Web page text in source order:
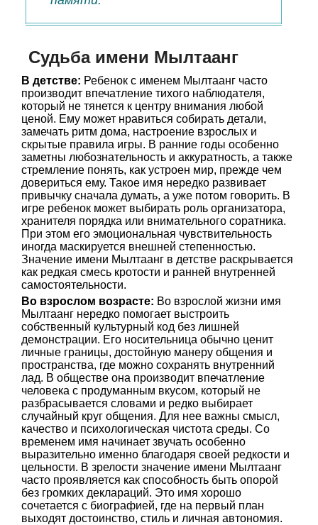
Судьба имени Мылтаанг
В детстве: Ребенок с именем Мылтаанг часто
производит впечатление тихого наблюдателя,
который не тянется к центру внимания любой
ценой. Ему может нравиться собирать детали,
замечать ритм дома, настроение взрослых и
скрытые правила игры. В ранние годы особенно
заметны любознательность и аккуратность, а также
стремление понять, как устроен мир, прежде чем
довериться ему. Такое имя нередко развивает
привычку сначала думать, а уже потом говорить. В
игре ребенок может выбирать роль организатора,
хранителя порядка или внимательного соратника.
При этом его эмоциональная чувствительность
иногда маскируется внешней степенностью.
Значение имени Мылтаанг в детстве раскрывается
как редкая смесь кротости и ранней внутренней
самостоятельности.
Во взрослом возрасте: Во взрослой жизни имя
Мылтаанг нередко помогает выстроить
собственный культурный код без лишней
демонстрации. Его носительница обычно ценит
личные границы, достойную манеру общения и
пространства, где можно сохранять внутренний
лад. В обществе она производит впечатление
человека с продуманным вкусом, который не
разбрасывается словами и редко выбирает
случайный круг общения. Для нее важны смысл,
качество и психологическая чистота среды. Со
временем имя начинает звучать особенно
выразительно именно благодаря своей редкости и
цельности. В зрелости значение имени Мылтаанг
часто проявляется как способность быть опорой
без громких деклараций. Это имя хорошо
сочетается с биографией, где на первый план
выходят достоинство, стиль и личная автономия.